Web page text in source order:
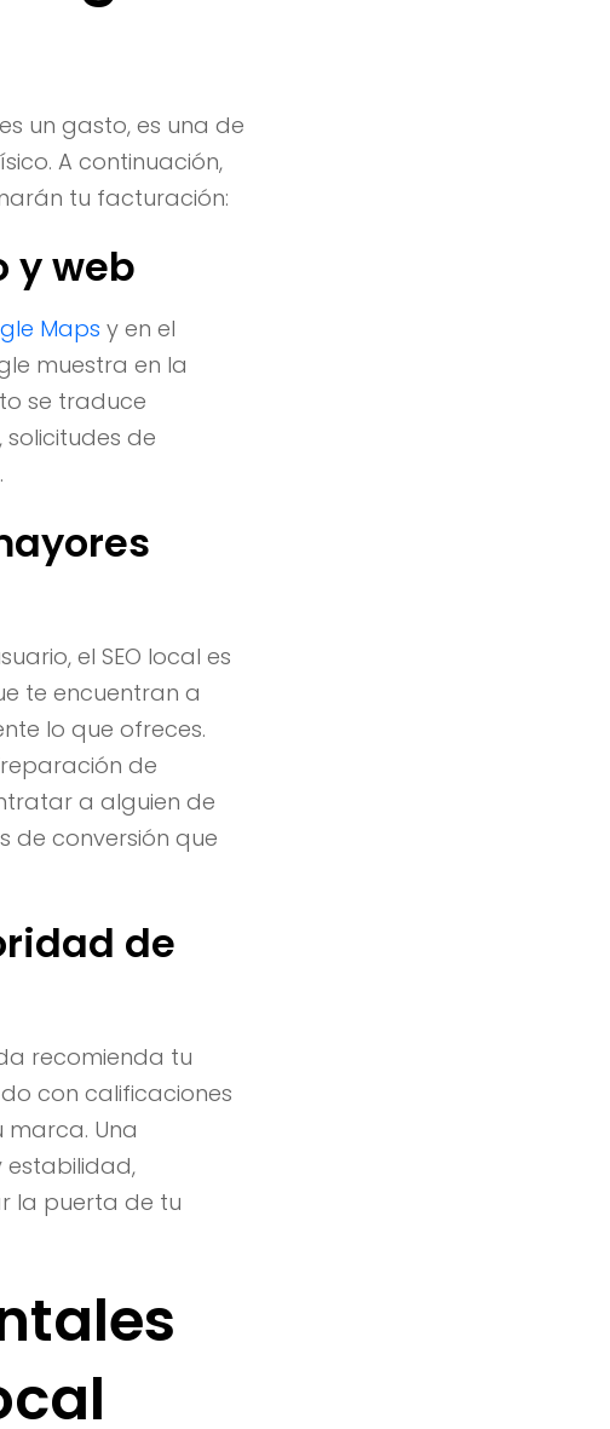
un gasto, es una de
A continuación,
tu facturación:
y web
Maps y en el
muestra en la
se traduce
de
el SEO local es
te encuentran a
lo que ofreces.
de
a alguien de
de conversión que
de
recomienda tu
con calificaciones
Una
estabilidad,
la puerta de tu